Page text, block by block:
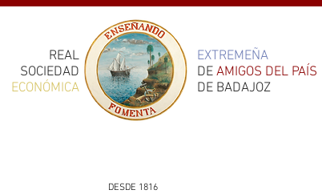
EXTREMEÑA
DE AMIGOS DEL PAÍS
DE BADAJOZ
REAL
SOCIEDAD
ECONÓMICA
DESDE 1816